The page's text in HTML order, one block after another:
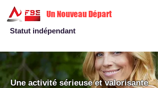
Un Nouveau Départ
Statut indépendant
Une activité sérieuse et valorisante